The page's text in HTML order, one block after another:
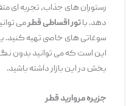
رستوران ‌های جذاب، تجربه ‌ای متفاوت
‌دهد. باتور اقساطی قطرمی ‌توانید از
سوغاتی ‌های خاصی تهیه کنید. یکی از
این است که می ‌توانید بدون نگرانی
‌بخش در این بازار داشته باشید.
جزیره مروارید قطر